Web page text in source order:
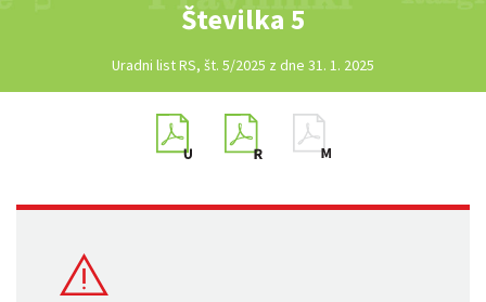
Številka 5
Uradni list RS, št. 5/2025 z dne 31. 1. 2025